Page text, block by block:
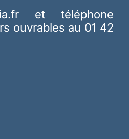
et téléphone
ouvrables au 01 42